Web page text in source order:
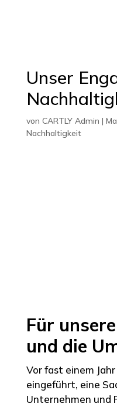
Unser
von CARTLY Admin |
Nachhaltigkeit
Für
und die
Vor fast einem
eingeführt, eine
Unternehmen und